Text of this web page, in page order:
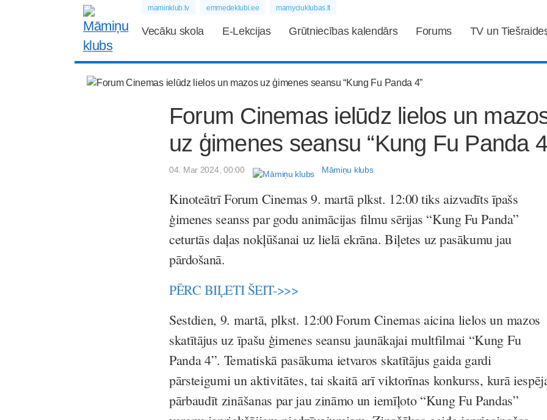
maminklub.lv emmedeklubi.ee mamyciuklubas.lt
Vecāku skola E-Lekcijas Grūtniecības kalendārs Forums TV un
Forum Cinemas ielūdz lielos un
uz ģimenes seansu “Kung Fu Panda
04. Mar 2024, 00:00 Māmiņu klubs
Kinoteātrī Forum Cinemas 9. martā plkst. 12:00 tiks aizvadīts īpašs
ģimenes seanss par godu animācijas filmu sērijas “Kung Fu Panda”
ceturtās daļas nokļūšanai uz lielā ekrāna. Biļetes uz pasākumu jau
pārdošanā.
PĒRC BIĻETI ŠEIT->>>
Sestdien, 9. martā, plkst. 12:00 Forum Cinemas aicina lielos un mazos
skatītājus uz īpašu ģimenes seansu jaunākajai multfilmai “Kung Fu
Panda 4”. Tematiskā pasākuma ietvaros skatītājus gaida gardi
pārsteigumi un aktivitātes, tai skaitā arī viktorīnas konkurss, kurā
pārbaudīt zināšanas par jau zināmo un iemīļoto “Kung Fu Pandas”